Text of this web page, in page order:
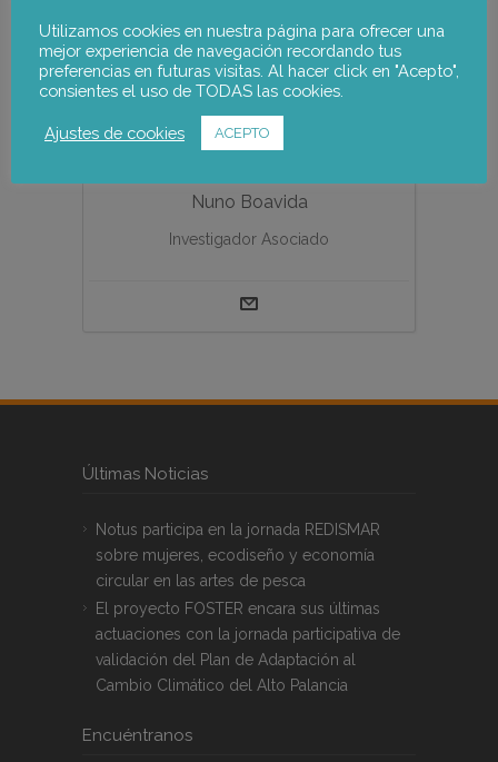
Nuno Boavida
Investigador Asociado
Últimas Noticias
Notus participa en la jornada REDISMAR
sobre mujeres, ecodiseño y economía
circular en las artes de pesca
El proyecto FOSTER encara sus últimas
actuaciones con la jornada participativa de
validación del Plan de Adaptación al
Cambio Climático del Alto Palancia
Encuéntranos
Utilizamos cookies en nuestra página para ofrecer una
mejor experiencia de navegación recordando tus
preferencias en futuras visitas. Al hacer click en "Acepto",
consientes el uso de TODAS las cookies.
Ajustes de cookies ACEPTO